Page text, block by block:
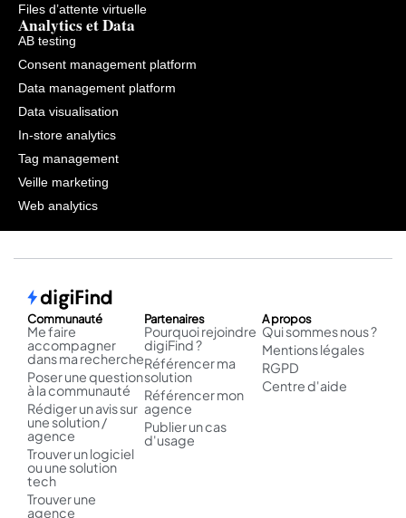
Files d’attente virtuelle
Analytics et Data
AB testing
Consent management platform
Data management platform
Data visualisation
In-store analytics
Tag management
Veille marketing
Web analytics
Communauté
Me faire
accompagner
dans ma recherche
Poser une question
à la communauté
Rédiger un avis sur
une solution /
agence
Trouver un logiciel
ou une solution
tech
Trouver une
agence
Partenaires
Pourquoi rejoindre
digiFind ?
Référencer ma
solution
Référencer mon
agence
Publier un cas
d'usage
A propos
Qui sommes nous ?
Mentions légales
RGPD
Centre d'aide